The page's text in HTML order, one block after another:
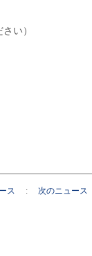
い）
ス : 次のニュース